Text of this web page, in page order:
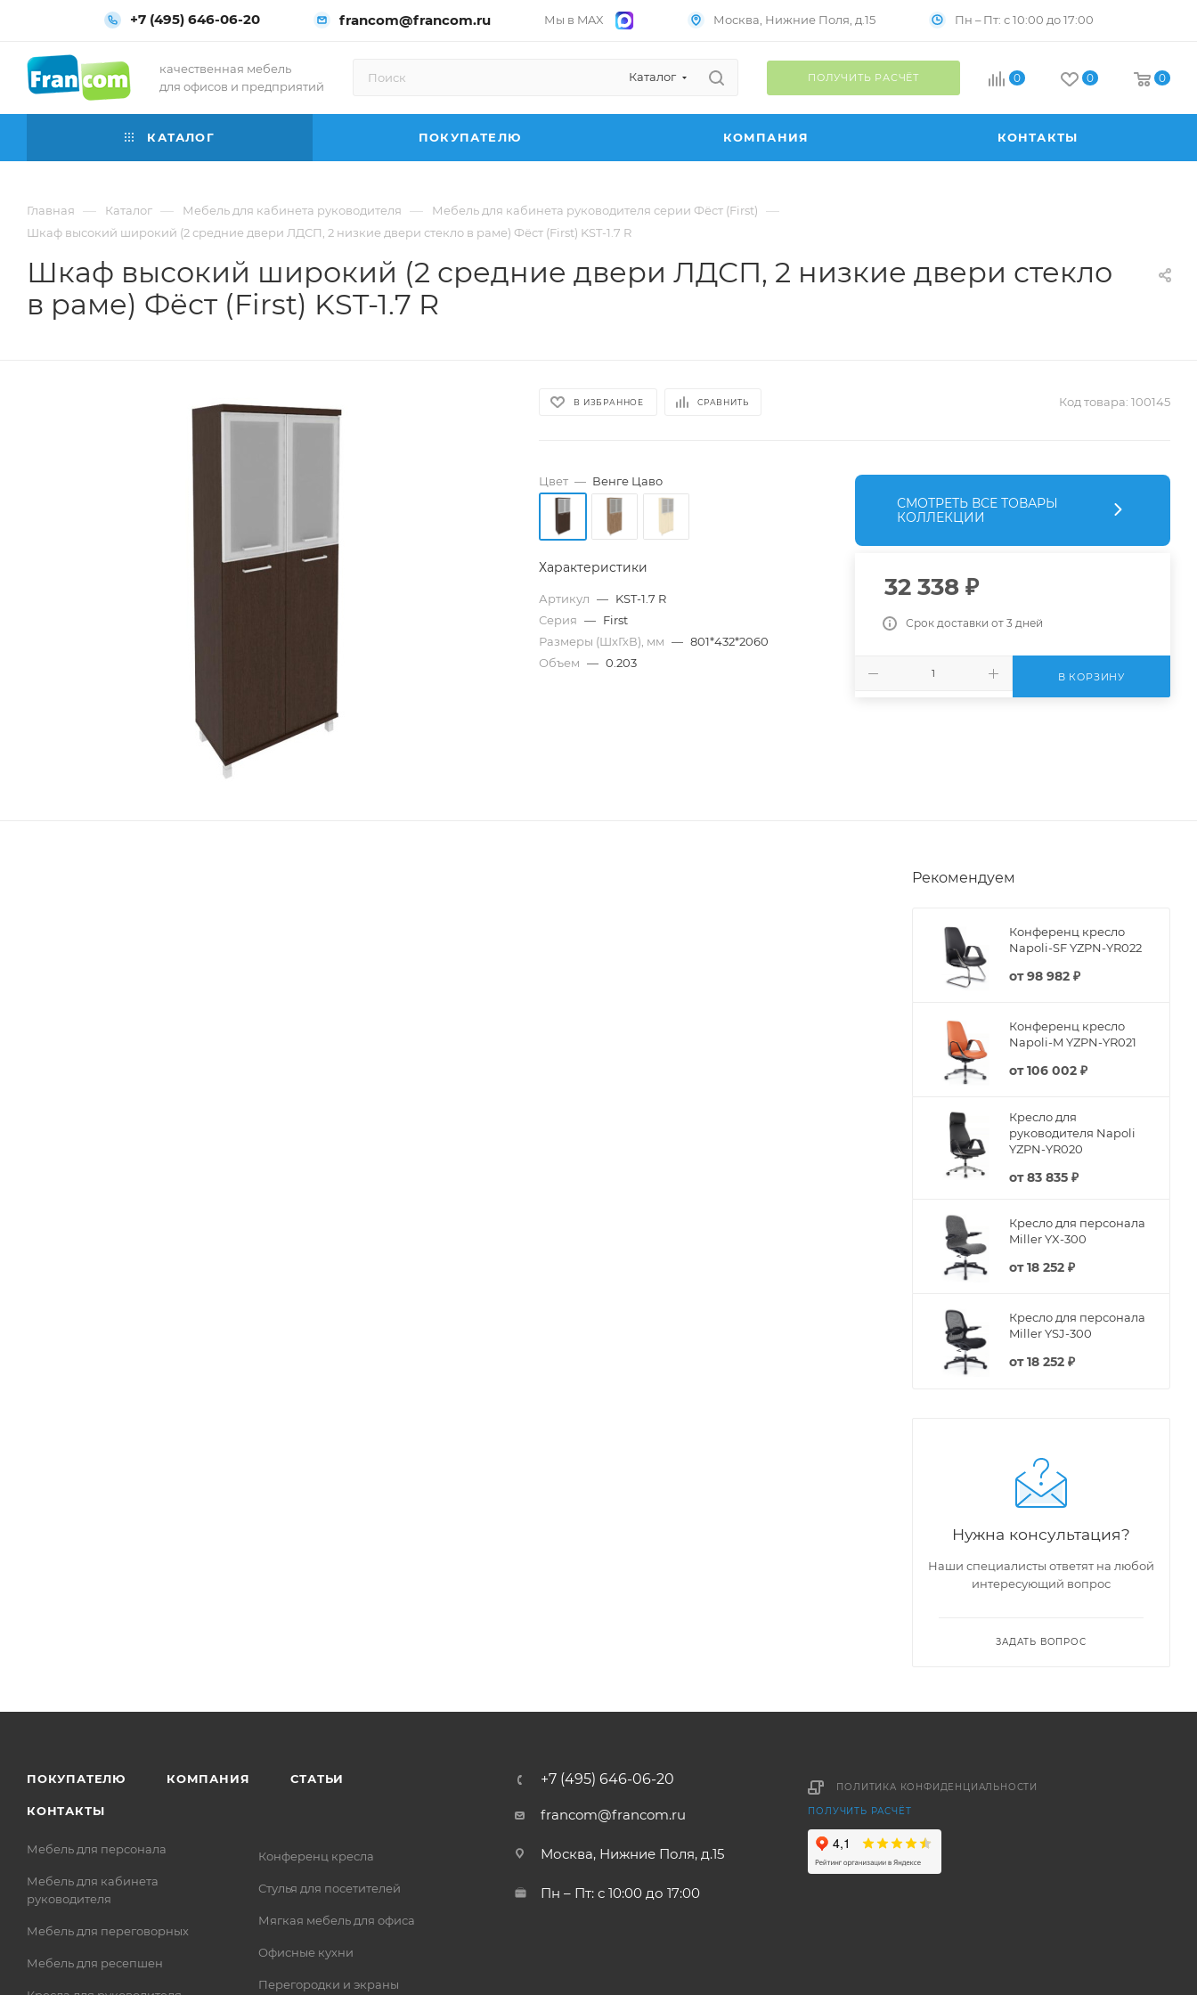
+7 (495) 646-06-20 francom@francom.ru Мы в MAX Москва, Нижние Поля, д.15 Пн – Пт: с 10:00 до 17:00
качественная мебель
для офисов и предприятий
Каталог ПОЛУЧИТЬ РАСЧЁТ 0 0 0
КАТАЛОГ ПОКУПАТЕЛЮ КОМПАНИЯ КОНТАКТЫ
Главная — Каталог — Мебель для кабинета руководителя — Мебель для кабинета руководителя серии Фёст (First) —
Шкаф высокий широкий (2 средние двери ЛДСП, 2 низкие двери стекло в раме) Фёст (First) KST-1.7 R
Шкаф высокий широкий (2 средние двери ЛДСП, 2 низкие двери стекло
в раме) Фёст (First) KST-1.7 R
В ИЗБРАННОЕ СРАВНИТЬ Код товара: 100145
Цвет — Венге Цаво
Характеристики
Артикул — KST-1.7 R
Серия — First
Размеры (ШхГхВ), мм — 801*432*2060
Объем — 0.203
СМОТРЕТЬ ВСЕ ТОВАРЫ
КОЛЛЕКЦИИ
32 338₽
Срок доставки от 3 дней
В КОРЗИНУ
Рекомендуем
Конференц кресло
Napoli-SF YZPN-YR022
от98 982 ₽
Конференц кресло
Napoli-M YZPN-YR021
от106 002 ₽
Кресло для
руководителя Napoli
YZPN-YR020
от83 835 ₽
Кресло для персонала
Miller YX-300
от18 252 ₽
Кресло для персонала
Miller YSJ-300
от18 252 ₽
Нужна консультация?
Наши специалисты ответят на любой
интересующий вопрос
ЗАДАТЬ ВОПРОС
ПОКУПАТЕЛЮ КОМПАНИЯ СТАТЬИ
КОНТАКТЫ
Мебель для персонала
Мебель для кабинета
руководителя
Мебель для переговорных
Мебель для ресепшен
Конференц кресла
Стулья для посетителей
Мягкая мебель для офиса
Офисные кухни
Перегородки и экраны
+7 (495) 646-06-20
francom@francom.ru
Москва, Нижние Поля, д.15
Пн – Пт: с 10:00 до 17:00
ПОЛИТИКА КОНФИДЕНЦИАЛЬНОСТИ
ПОЛУЧИТЬ РАСЧЁТ